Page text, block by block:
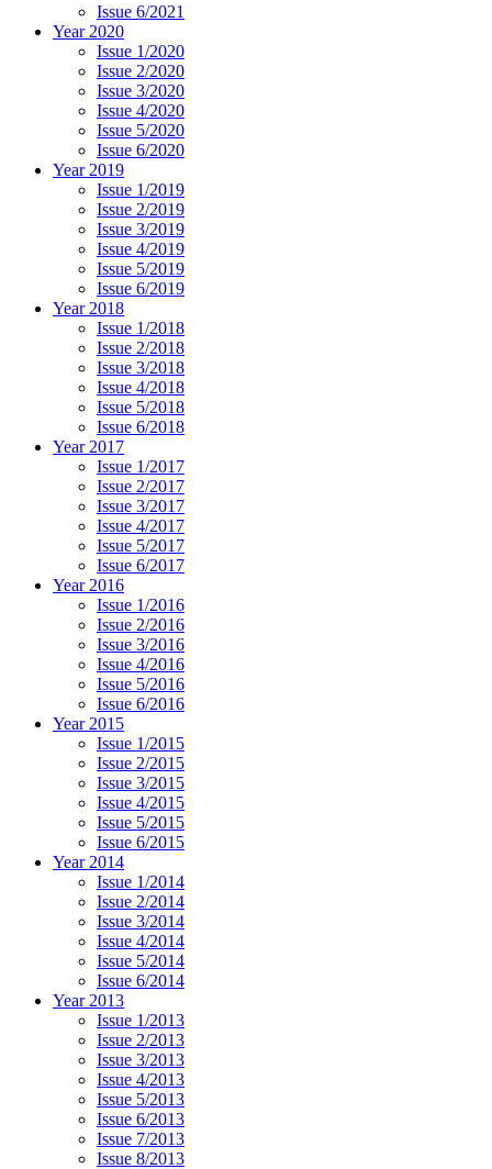
Issue 6/2021
Year 2020
Issue 1/2020
Issue 2/2020
Issue 3/2020
Issue 4/2020
Issue 5/2020
Issue 6/2020
Year 2019
Issue 1/2019
Issue 2/2019
Issue 3/2019
Issue 4/2019
Issue 5/2019
Issue 6/2019
Year 2018
Issue 1/2018
Issue 2/2018
Issue 3/2018
Issue 4/2018
Issue 5/2018
Issue 6/2018
Year 2017
Issue 1/2017
Issue 2/2017
Issue 3/2017
Issue 4/2017
Issue 5/2017
Issue 6/2017
Year 2016
Issue 1/2016
Issue 2/2016
Issue 3/2016
Issue 4/2016
Issue 5/2016
Issue 6/2016
Year 2015
Issue 1/2015
Issue 2/2015
Issue 3/2015
Issue 4/2015
Issue 5/2015
Issue 6/2015
Year 2014
Issue 1/2014
Issue 2/2014
Issue 3/2014
Issue 4/2014
Issue 5/2014
Issue 6/2014
Year 2013
Issue 1/2013
Issue 2/2013
Issue 3/2013
Issue 4/2013
Issue 5/2013
Issue 6/2013
Issue 7/2013
Issue 8/2013